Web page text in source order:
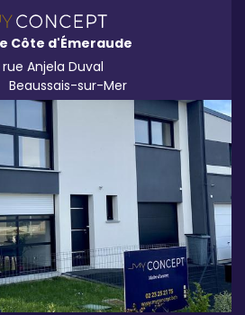
Côte d'Émeraude
Anjela Duval
Beaussais-sur-Mer